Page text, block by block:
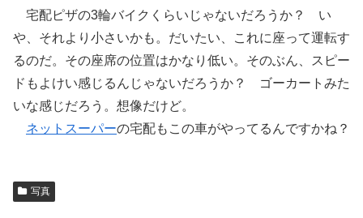
宅配ピザの3輪バイクくらいじゃないだろうか？ い
や、それより小さいかも。だいたい、これに座って運転す
るのだ。その座席の位置はかなり低い。そのぶん、スピー
ドもよけい感じるんじゃないだろうか？ ゴーカートみた
いな感じだろう。想像だけど。
ネットスーパーの宅配もこの車がやってるんですかね？
写真